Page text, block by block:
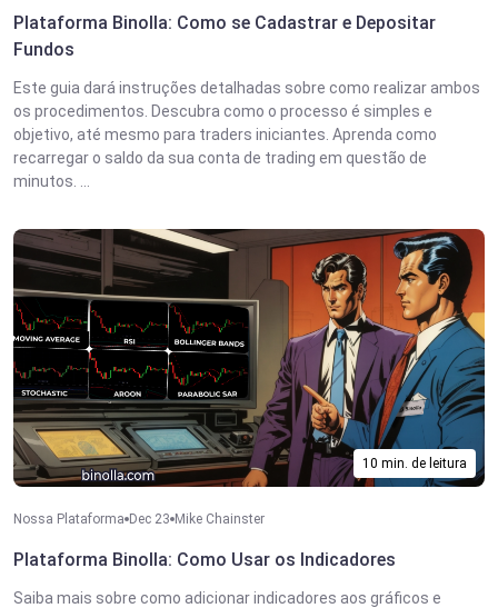
Plataforma Binolla: Como se Cadastrar e Depositar
Fundos
Este guia dará instruções detalhadas sobre como realizar ambos
os procedimentos. Descubra como o processo é simples e
objetivo, até mesmo para traders iniciantes. Aprenda como
recarregar o saldo da sua conta de trading em questão de
minutos. ...
10 min. de leitura
Nossa Plataforma Dec 23 Mike Chainster
Plataforma Binolla: Como Usar os Indicadores
Saiba mais sobre como adicionar indicadores aos gráficos e